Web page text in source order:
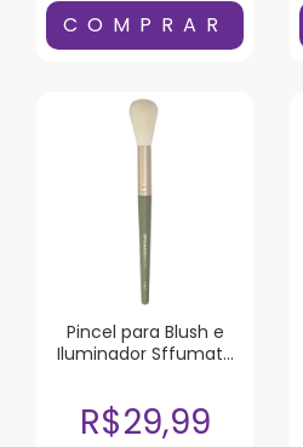
Pincel para Blush e
Iluminador Sffumato
R$29,99